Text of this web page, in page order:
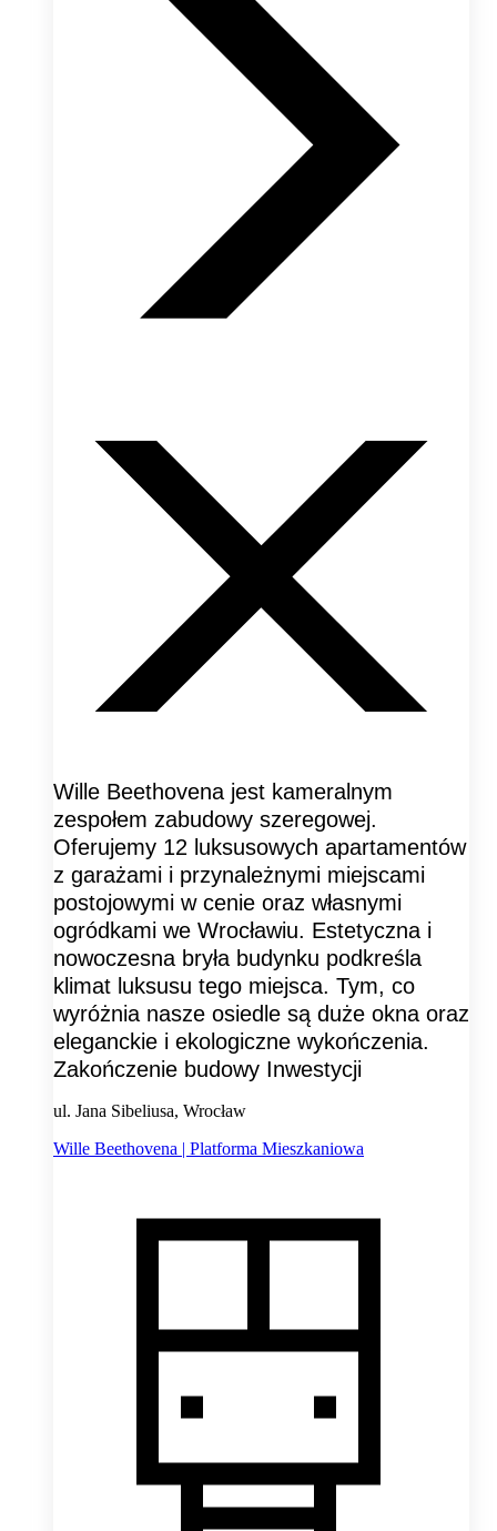
Wille Beethovena jest kameralnym
zespołem zabudowy szeregowej.
Oferujemy 12 luksusowych apartamentów
z garażami i przynależnymi miejscami
postojowymi w cenie oraz własnymi
ogródkami we Wrocławiu. Estetyczna i
nowoczesna bryła budynku podkreśla
klimat luksusu tego miejsca. Tym, co
wyróżnia nasze osiedle są duże okna oraz
eleganckie i ekologiczne wykończenia.
Zakończenie budowy Inwestycji
ul. Jana Sibeliusa, Wrocław
Wille Beethovena | Platforma Mieszkaniowa